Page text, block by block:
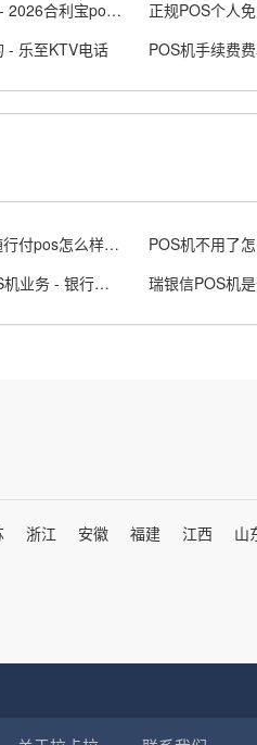
合利宝POS机4G可靠吗 - 2026合利宝pos费用
- 乐至KTV电话
随行付POS机靠谱不 - 随行付pos怎么样是正规机器吗
POS机不用了
个人怎样在银行办理POS机业务 - 银行怎么办pos机自己使用
浙江 安徽 福建 江西 山